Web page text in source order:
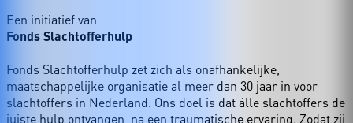
Een initiatief van
Fonds Slachtofferhulp
Fonds Slachtofferhulp zet zich als onafhankelijke,
maatschappelijke organisatie al meer dan 30 jaar in voor
slachtoffers in Nederland. Ons doel is dat álle slachtoffers de
juiste hulp ontvangen, na een traumatische ervaring. Zodat zij